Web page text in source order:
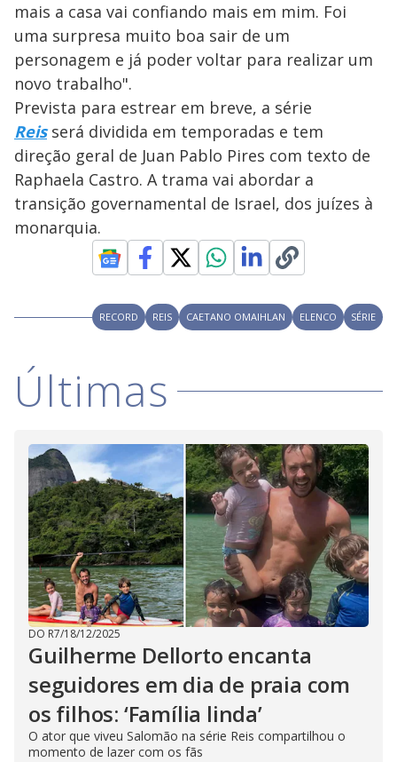
mais a casa vai confiando mais em mim. Foi
uma surpresa muito boa sair de um
personagem e já poder voltar para realizar um
novo trabalho".
Prevista para estrear em breve, a série
Reisserá dividida em temporadas e tem
direção geral de Juan Pablo Pires com texto de
Raphaela Castro. A trama vai abordar a
transição governamental de Israel, dos juízes à
monarquia.
RECORD REIS CAETANO OMAIHLAN ELENCO SÉRIE
Últimas
DO R7/18/12/2025
Guilherme Dellorto encanta
seguidores em dia de praia com
os filhos: ‘Família linda’
O ator que viveu Salomão na série Reis compartilhou o
momento de lazer com os fãs